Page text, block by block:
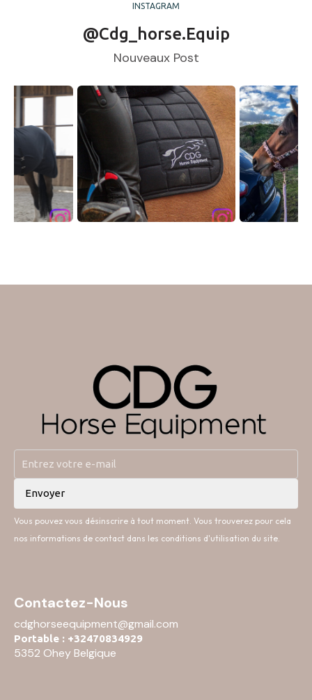
INSTAGRAM
@cdg_horse.equip
Nouveaux Post
Contactez-Nous
cdghorseequipment@gmail.com
Portable : +32470834929
5352 Ohey Belgique
Vous pouvez vous désinscrire à tout moment. Vous trouverez pour cela
nos informations de contact dans les conditions d'utilisation du site.